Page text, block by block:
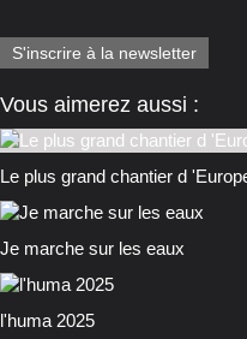
S'inscrire à la newsletter
Vous aimerez aussi :
Le plus grand chantier d
Je marche sur les eaux
l'huma 2025